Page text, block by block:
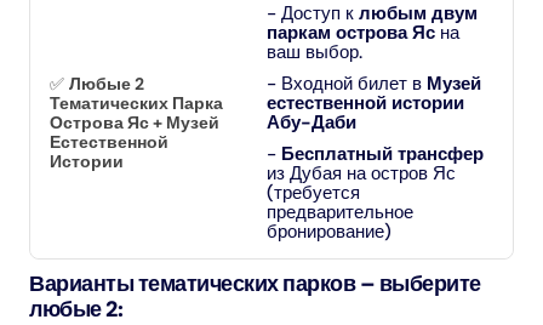
✅ Любые 2
Тематических Парка
Острова Яс + Музей
Естественной
Истории
- Доступ к любым двум
паркам острова Яс на
ваш выбор.
- Входной билет в Музей
естественной истории
Абу-Даби
- Бесплатный трансфер
из Дубая на остров Яс
(требуется
предварительное
бронирование)
Варианты тематических парков – выберите
любые 2: